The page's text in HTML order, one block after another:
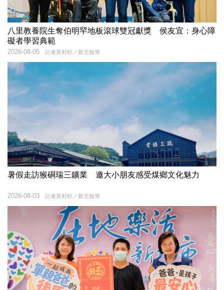
八里教養院生奪伯明罕地板滾球雙冠獻獎 侯友宜：身心障
礙者學習典範
記者黃村杉／新北報導
2026-08-05
暑假走訪猴硐瑞三鑛業 邀大小朋友感受煤鄉文化魅力
記者黃村杉／新北報導
2026-08-03